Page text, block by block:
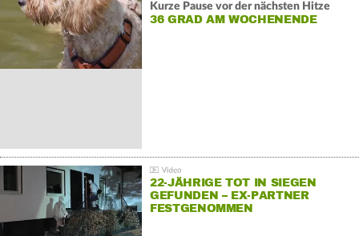
Kurze Pause vor der nächsten Hitze
36 GRAD AM WOCHENENDE
22-JÄHRIGE TOT IN SIEGEN
GEFUNDEN – EX-PARTNER
FESTGENOMMEN